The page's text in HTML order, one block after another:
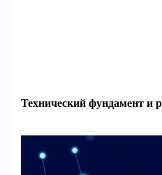
Технический фундамент и